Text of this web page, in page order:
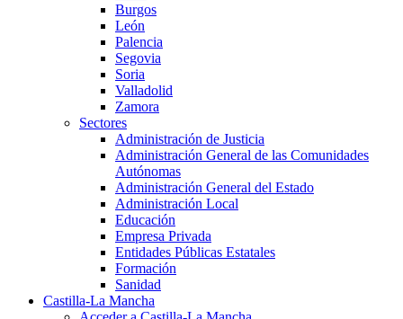
Burgos
León
Palencia
Segovia
Soria
Valladolid
Zamora
Sectores
Administración de Justicia
Administración General de las Comunidades
Autónomas
Administración General del Estado
Administración Local
Educación
Empresa Privada
Entidades Públicas Estatales
Formación
Sanidad
Castilla-La Mancha